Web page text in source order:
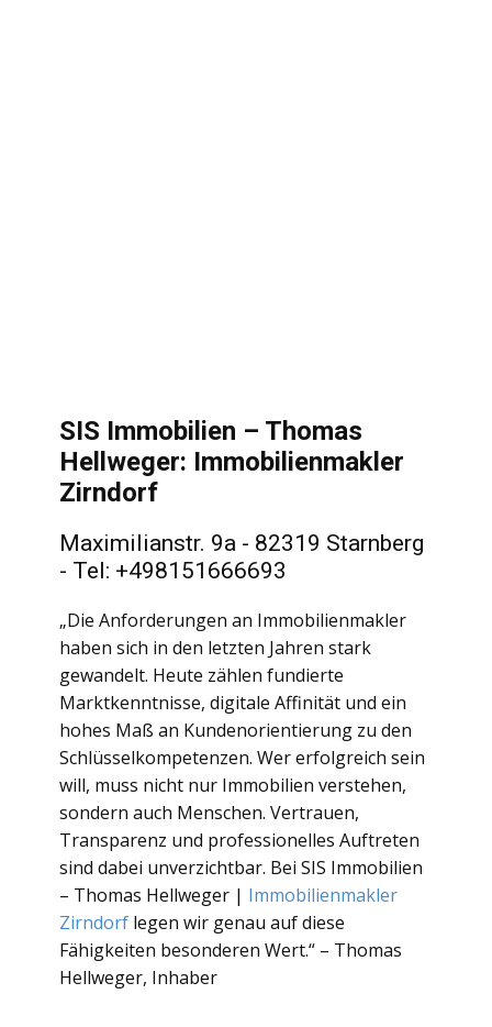
SIS Immobilien – Thomas
Hellweger: Immobilienmakler
Zirndorf
Maximilianstr. 9a - 82319 Starnberg
- Tel: +498151666693
„Die Anforderungen an Immobilienmakler
haben sich in den letzten Jahren stark
gewandelt. Heute zählen fundierte
Marktkenntnisse, digitale Affinität und ein
hohes Maß an Kundenorientierung zu den
Schlüsselkompetenzen. Wer erfolgreich sein
will, muss nicht nur Immobilien verstehen,
sondern auch Menschen. Vertrauen,
Transparenz und professionelles Auftreten
sind dabei unverzichtbar. Bei SIS Immobilien
– Thomas Hellweger | Immobilienmakler
Zirndorf legen wir genau auf diese
Fähigkeiten besonderen Wert.“ – Thomas
Hellweger, Inhaber